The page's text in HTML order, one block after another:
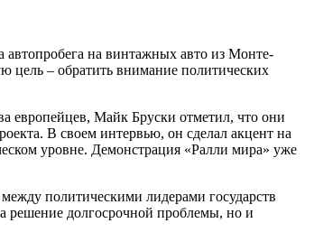
автопробега на винтажных авто из Монте-
цель – обратить внимание политических
европейцев, Майк Бруски отметил, что они
В своем интервью, он сделал акцент на
уровне. Демонстрация «Ралли мира» уже
политическими лидерами государств
решение долгосрочной проблемы, но и